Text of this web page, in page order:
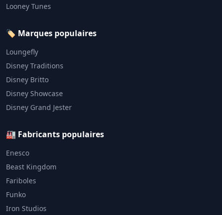
Looney Tunes
🏷️ Marques populaires
Loungefly
Disney Traditions
Disney Britto
Disney Showcase
Disney Grand Jester
🏭 Fabricants populaires
Enesco
Beast Kingdom
Fariboles
Funko
Iron Studios